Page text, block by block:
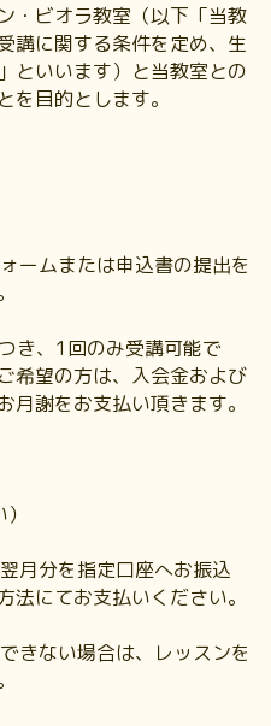
・ビオラ教室（以下「当教
講に関する条件を定め、生
といいます）と当教室との
を目的とします。
ームまたは申込書の提出を
き、1回のみ受講可能で
希望の方は、入会金および
謝をお支払い頂きます。
月分を指定口座へお振込
法にてお支払いください。
きない場合は、レッスンを